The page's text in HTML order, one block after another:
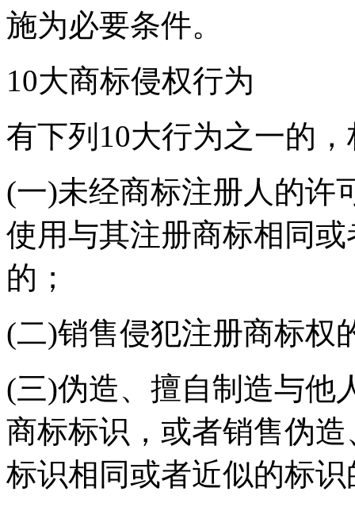
施为必要条件。
10大商标侵权行为
有下列10大行为之一的
(一)未经商标注册人的许
使用与其注册商标相同
的；
(二)销售侵犯注册商标权
(三)伪造、擅自制造与他
商标标识，或者销售伪
标识相同或者近似的标识